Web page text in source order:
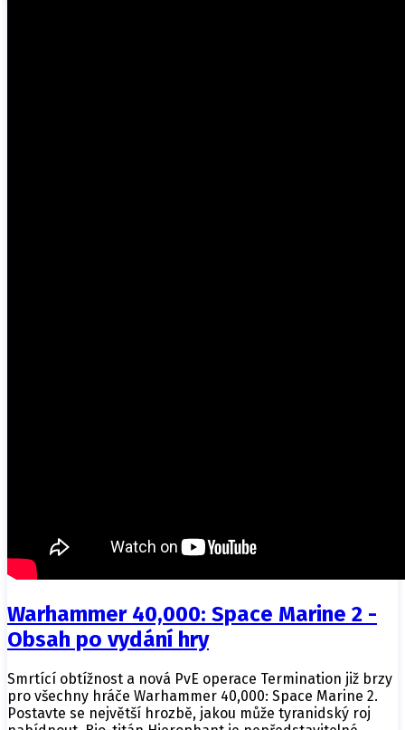
Warhammer 40,000: Space Marine 2 -
Obsah po vydání hry
Smrtící obtížnost a nová PvE operace Termination již brzy
pro všechny hráče Warhammer 40,000: Space Marine 2.
Postavte se největší hrozbě, jakou může tyranidský roj